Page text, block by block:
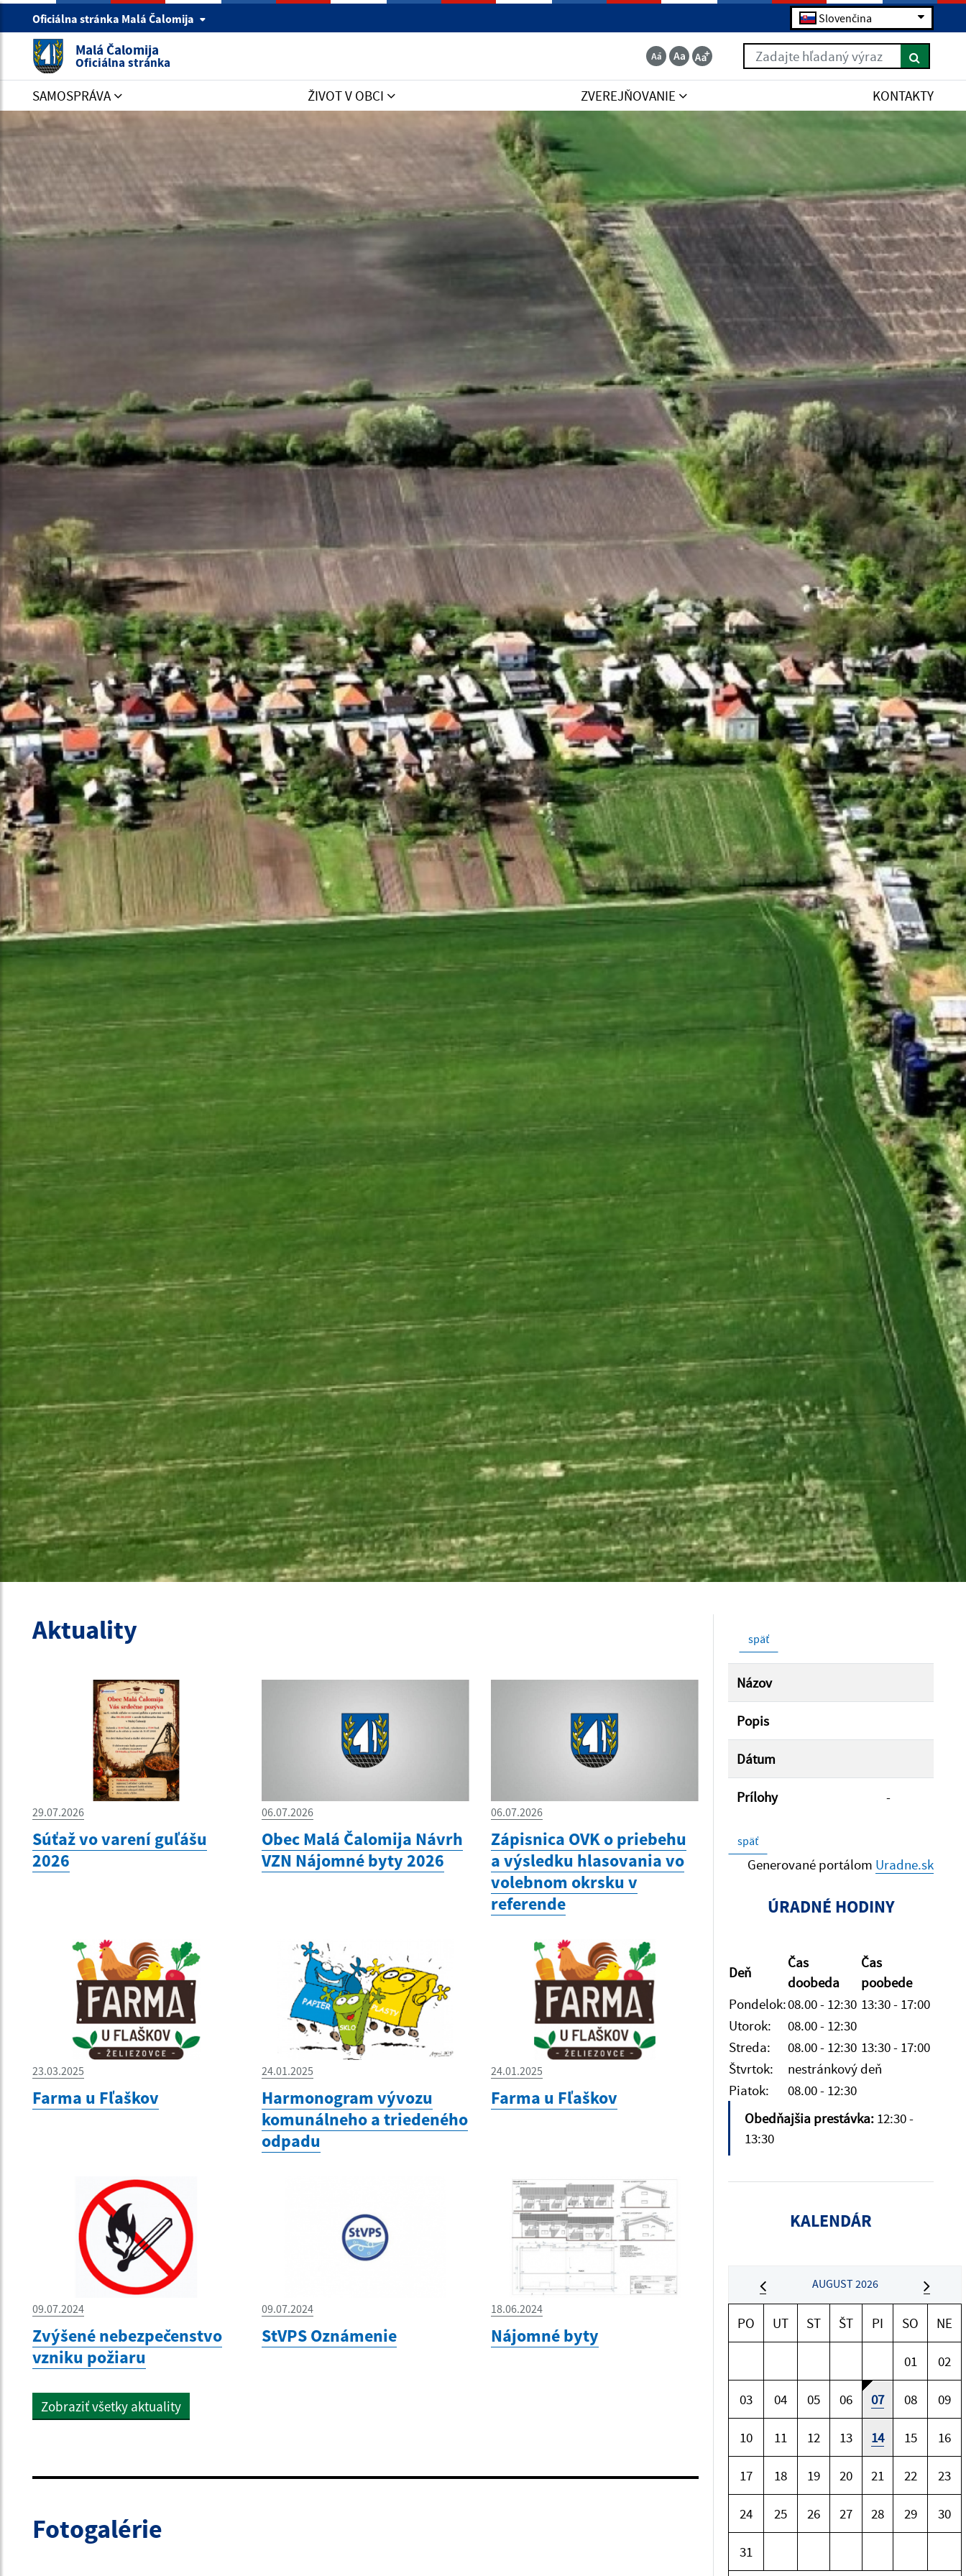
Oficiálna stránka Malá Čalomija Slovenčina
Malá Čalomija
Oficiálna stránka
Zadajte hľadaný výraz
SAMOSPRÁVA ŽIVOT V OBCI ZVEREJŇOVANIE KONTAKTY
Aktuality
29.07.2026
Súťaž vo varení guľášu
2026
06.07.2026
Obec Malá Čalomija Návrh
VZN Nájomné byty 2026
06.07.2026
Zápisnica OVK o priebehu
a výsledku hlasovania vo
volebnom okrsku v
referende
23.03.2025
Farma u Fľaškov
24.01.2025
Harmonogram vývozu
komunálneho a triedeného
odpadu
24.01.2025
Farma u Fľaškov
09.07.2024
Zvýšené nebezpečenstvo
vzniku požiaru
09.07.2024
StVPS Oznámenie
18.06.2024
Nájomné byty
Zobraziť všetky aktuality
Fotogalérie
späť
Názov
Popis
Dátum
Prílohy -
späť
Generované portálom Uradne.sk
ÚRADNÉ HODINY
Deň
Čas
doobeda
Čas
poobede
Pondelok:08.00 - 12:30 13:30 - 17:00
Utorok:
08.00 - 12:30
Streda:
08.00 - 12:30 13:30 - 17:00
Štvrtok:
nestránkový deň
Piatok:
08.00 - 12:30
Obedňajšia prestávka: 12:30 -
13:30
KALENDÁR
AUGUST 2026
PO UT ST ŠT PI SO NE
01 02
03 04 05 06 07 08 09
10 11 12 13 14 15 16
17 18 19 20 21 22 23
24 25 26 27 28 29 30
31